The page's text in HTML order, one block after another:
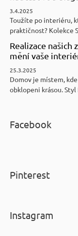
3.4.2025
Toužíte po interiéru,
praktičnost? Kolekce
Realizace našich
mění vaše
25.3.2025
Domov je místem,
obklopeni krásou.
Facebook
Pinterest
Instagram